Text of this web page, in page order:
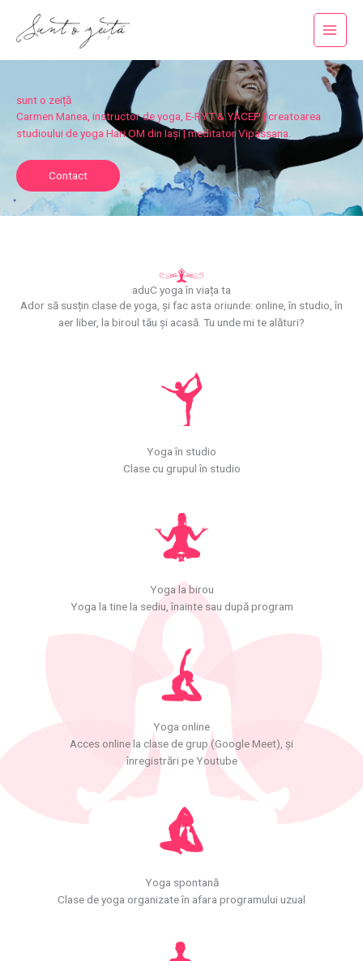
content
sunt o zeiță
Carmen Manea, instructor de yoga, E-RYT & YACEP | creatoarea
studioului de yoga Hari OM din Iași | meditator Vipassana.
Contact
aduC yoga în viața ta
Ador să susțin clase de yoga, și fac asta oriunde: online, în studio, în
aer liber, la biroul tău și acasă. Tu unde mi te alături?
Yoga în studio
Clase cu grupul în studio
Yoga la birou
Yoga la tine la sediu, înainte sau după program
Yoga online
Acces online la clase de grup (Google Meet), și
înregistrări pe Youtube
Yoga spontană
Clase de yoga organizate în afara programului uzual